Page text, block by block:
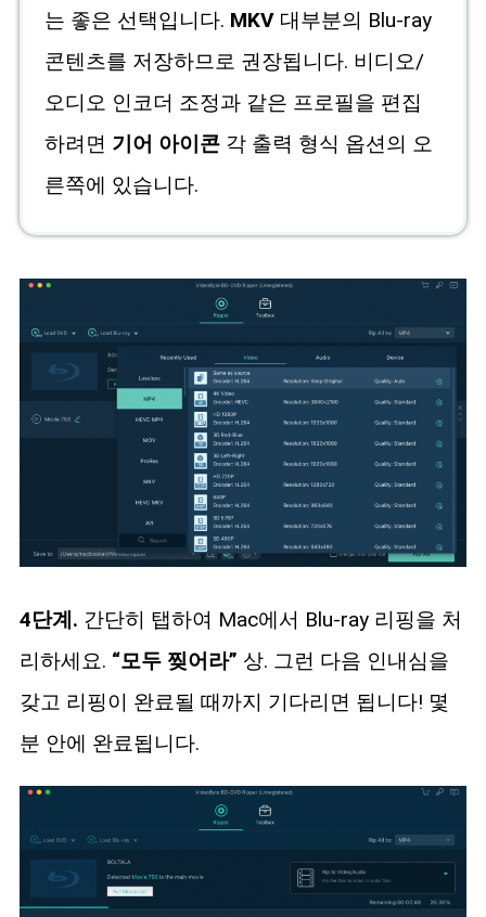
는 좋은 선택입니다. MKV대부분의 Blu-ray
콘텐츠를 저장하므로 권장됩니다. 비디오/
오디오 인코더 조정과 같은 프로필을 편집
하려면 기어 아이콘각 출력 형식 옵션의 오
른쪽에 있습니다.
4단계. 간단히 탭하여 Mac에서 Blu-ray 리핑을 처
리하세요. “모두 찢어라” 상. 그런 다음 인내심을
갖고 리핑이 완료될 때까지 기다리면 됩니다! 몇
분 안에 완료됩니다.